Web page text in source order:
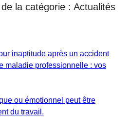
la catégorie : Actualités
inaptitude après un accident
maladie professionnelle : vos
ou émotionnel peut être
du travail.